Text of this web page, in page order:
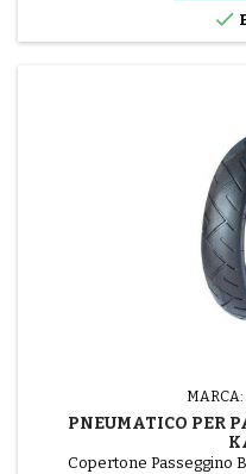

MARCA:
PNEUMATICO PER
Copertone Passeggino